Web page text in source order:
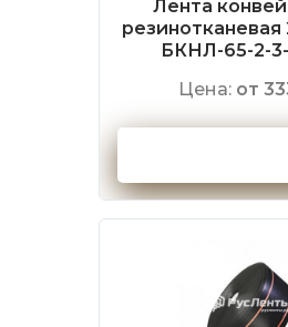
Лента
резинотканевая
БКНЛ-65-2-
Цена: от